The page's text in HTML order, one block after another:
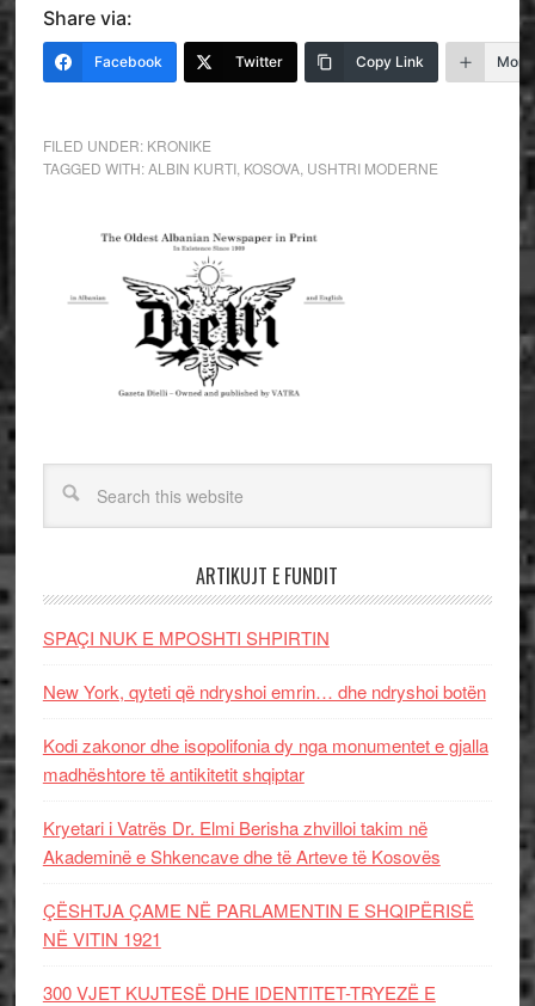
Share via:
Facebook Twitter Copy Link More
FILED UNDER: KRONIKE
TAGGED WITH:ALBIN KURTI, KOSOVA, USHTRI MODERNE
ARTIKUJT E FUNDIT
SPAÇI NUK E MPOSHTI SHPIRTIN
New York, qyteti që ndryshoi emrin… dhe ndryshoi botën
Kodi zakonor dhe isopolifonia dy nga monumentet e gjalla
madhështore të antikitetit shqiptar
Kryetari i Vatrës Dr. Elmi Berisha zhvilloi takim në
Akademinë e Shkencave dhe të Arteve të Kosovës
ÇËSHTJA ÇAME NË PARLAMENTIN E SHQIPËRISË
NË VITIN 1921
300 VJET KUJTESË DHE IDENTITET-TRYEZË E